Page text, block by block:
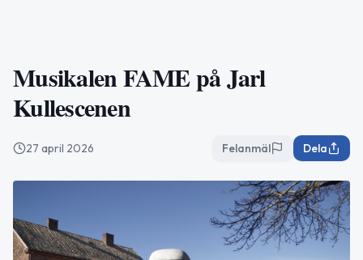
Musikalen FAME på Jarl
Kullescenen
27 april 2026 Felanmäl Dela